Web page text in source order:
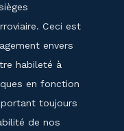
Ceci est
envers
habileté à
en fonction
toujours
de nos